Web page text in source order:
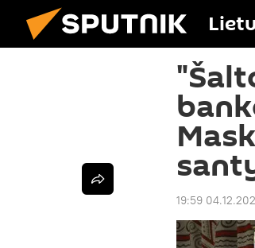
19:59